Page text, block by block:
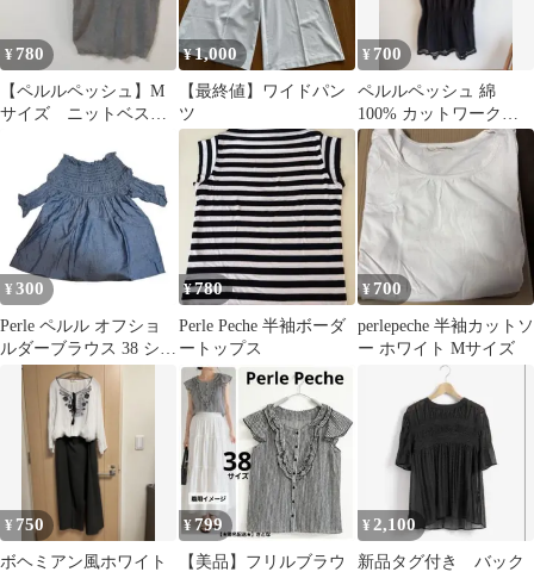
¥ 780
【ペルルペッシュ】M
サイズ ニットベスト
トグレー 美品
¥1,000
【最終値】ワイドパン
ツ
¥ 700
ペルルペッシュ 綿
100% カットワークレ
ース チュニックワンピ
ース 黒 38
¥ 300
Perle ペルル オフショ
ルダーブラウス 38 シャ
ンブレー ブルー
¥780
Perle Peche 半袖ボーダ
ートップス
¥ 700
perlepeche 半袖カットソ
ー ホワイト Mサイズ
¥ 750
ボヘミアン風ホワイト
¥799
【美品】フリルブラウ
¥ 2,100
新品タグ付き バック